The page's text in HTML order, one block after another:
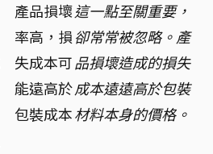
產品損壞
率高，損
失成本可
能遠高於
包裝成本
這一點至關重要，
卻常常被忽略。產
品損壞造成的損失
成本遠遠高於包裝
材料本身的價格。